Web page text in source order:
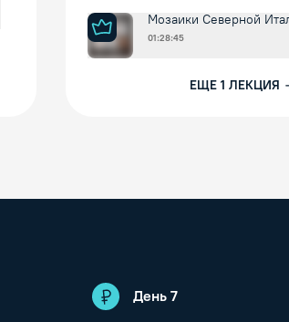
Мозаики Северной
01:28:45
ЕЩЕ 1 ЛЕКЦИЯ
День7